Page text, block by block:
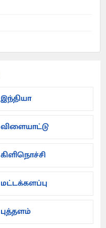
இந்தியா
விளையாட்டு
கிளிநொச்சி
மட்டக்களப்பு
புத்தளம்